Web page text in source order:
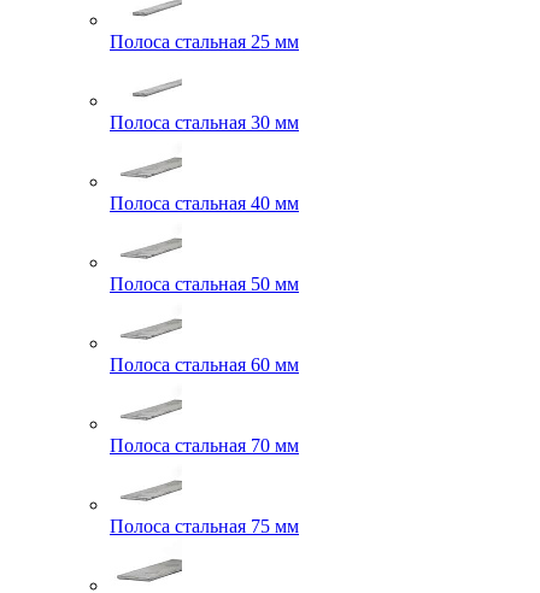
Полоса стальная 25 мм
Полоса стальная 30 мм
Полоса стальная 40 мм
Полоса стальная 50 мм
Полоса стальная 60 мм
Полоса стальная 70 мм
Полоса стальная 75 мм